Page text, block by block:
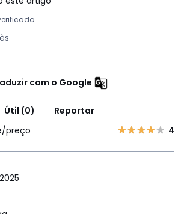
com o Google
Útil (0)
Reportar
preço
4